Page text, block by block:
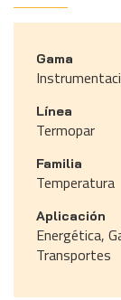
Gama
Línea
Termopar
Familia
Temperatura
Aplicación
Energética,
Transportes